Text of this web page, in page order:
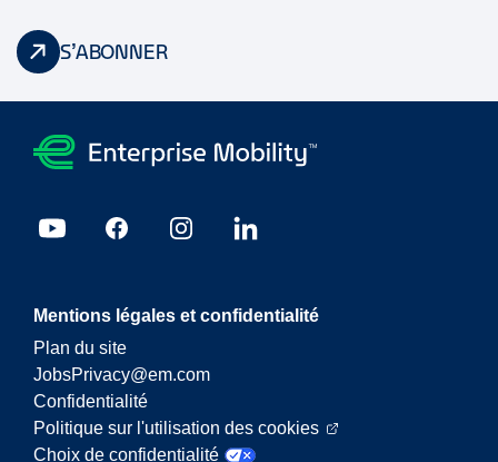
S’ABONNER
Mentions légales et confidentialité
Plan du site
JobsPrivacy@em.com
Confidentialité
Politique sur l'utilisation des cookies
Choix de confidentialité